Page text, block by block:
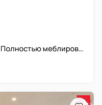
Вид на Крик | Средний этаж | Полностью меблирована